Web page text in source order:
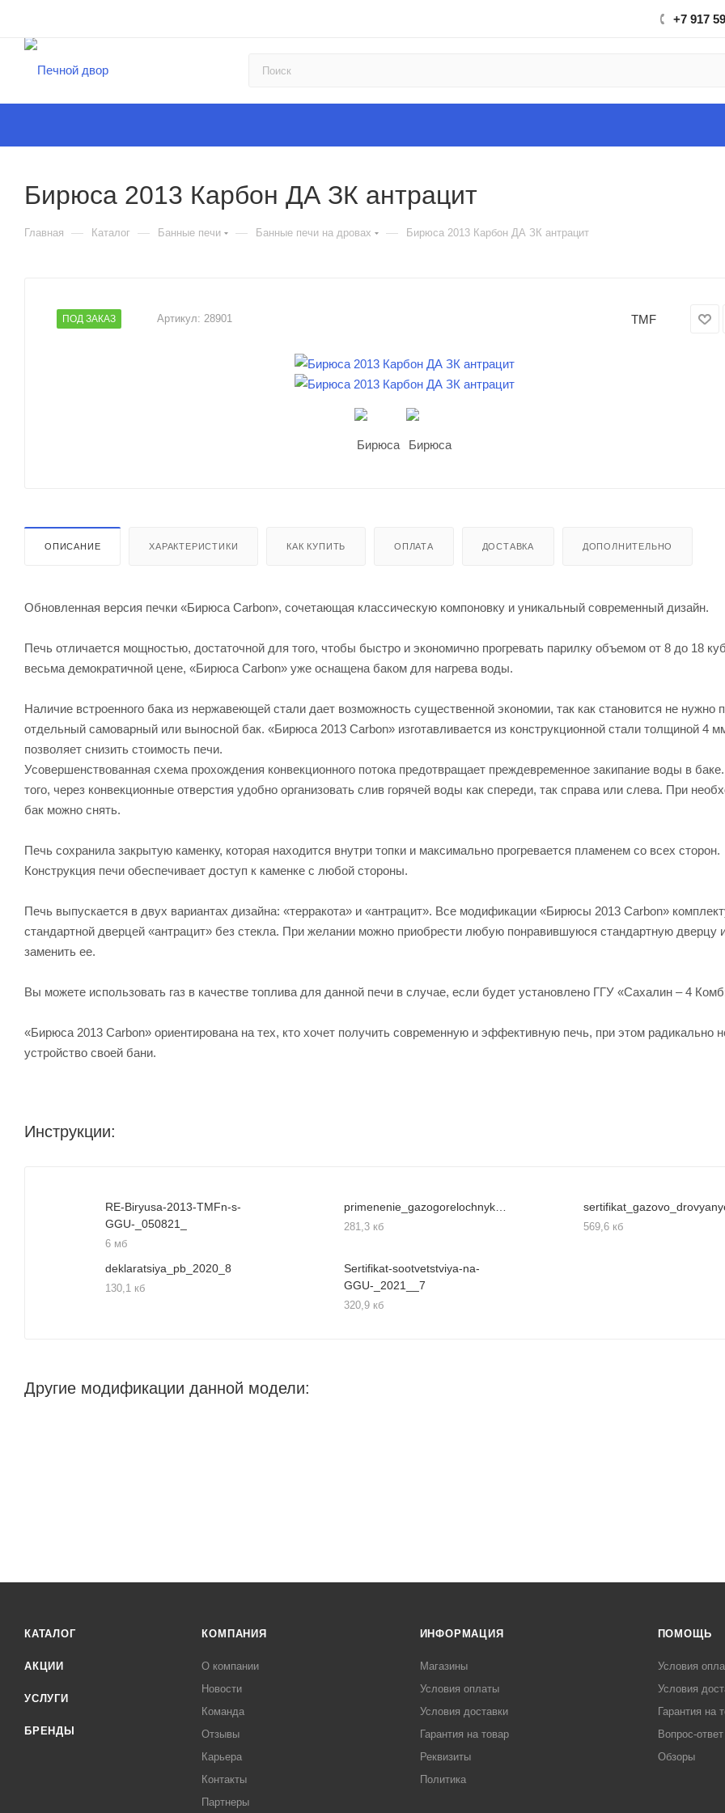
+7 917
Бирюса 2013 Карбон ДА ЗК антрацит
Главная — Каталог — Банные печи — Банные печи на дровах — Бирюса 2013 Карбон ДА ЗК антрацит
ПОД ЗАКАЗ Артикул: 28901 TMF
ОПИСАНИЕ ХАРАКТЕРИСТИКИ КАК КУПИТЬ ОПЛАТА ДОСТАВКА ДОПОЛНИТЕЛЬНО
Обновленная версия печки «Бирюса Carbon», сочетающая классическую компоновку и уникальный современный дизайн.
Печь отличается мощностью, достаточной для того, чтобы быстро и экономично прогревать парилку объемом от 8 до 18
весьма демократичной цене, «Бирюса Carbon» уже оснащена баком для нагрева воды.
Наличие встроенного бака из нержавеющей стали дает возможность существенной экономии, так как становится не нужно
отдельный самоварный или выносной бак. «Бирюса 2013 Carbon» изготавливается из конструкционной стали толщиной 4
позволяет снизить стоимость печи.
Усовершенствованная схема прохождения конвекционного потока предотвращает преждевременное закипание воды в
того, через конвекционные отверстия удобно организовать слив горячей воды как спереди, так справа или слева. При
бак можно снять.
Печь сохранила закрытую каменку, которая находится внутри топки и максимально прогревается пламенем со всех сторон.
Конструкция печи обеспечивает доступ к каменке с любой стороны.
Печь выпускается в двух вариантах дизайна: «терракота» и «антрацит». Все модификации «Бирюсы 2013 Carbon»
стандартной дверцей «антрацит» без стекла. При желании можно приобрести любую понравившуюся стандартную дверцу
заменить ее.
Вы можете использовать газ в качестве топлива для данной печи в случае, если будет установлено ГГУ «Сахалин – 4
«Бирюса 2013 Carbon» ориентирована на тех, кто хочет получить современную и эффективную печь, при этом радикально
устройство своей бани.
Инструкции:
RE-Biryusa-2013-TMFn-s-
GGU-_050821_
6 мб
281,3 кб 569,6 кб
deklaratsiya_pb_2020_8
130,1 кб
Sertifikat-sootvetstviya-na-
GGU-_2021__7
320,9 кб
Другие модификации данной модели:
КАТАЛОГ
АКЦИИ
УСЛУГИ
БРЕНДЫ
КОМПАНИЯ
О компании
Новости
Команда
Отзывы
Карьера
Контакты
Партнеры
ИНФОРМАЦИЯ
Магазины
Условия оплаты
Условия доставки
Гарантия на товар
Реквизиты
Политика
ПОМОЩЬ
Условия
Условия
Гарантия на
Вопрос-ответ
Обзоры